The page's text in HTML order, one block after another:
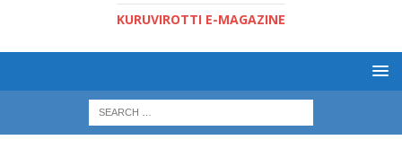
KURUVIROTTI E-MAGAZINE